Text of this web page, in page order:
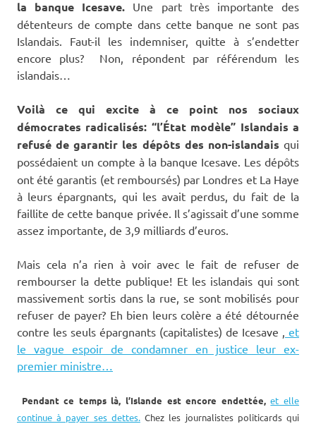
la banque Icesave. Une part très importante des
détenteurs de compte dans cette banque ne sont pas
Islandais. Faut-il les indemniser, quitte à s’endetter
encore plus? Non, répondent par référendum les
islandais…
Voilà ce qui excite à ce point nos sociaux
démocrates radicalisés: “l’État modèle” Islandais a
refusé de garantir les dépôts des non-islandais qui
possédaient un compte à la banque Icesave. Les dépôts
ont été garantis (et remboursés) par Londres et La Haye
à leurs épargnants, qui les avait perdus, du fait de la
faillite de cette banque privée. Il s’agissait d’une somme
assez importante, de 3,9 milliards d’euros.
Mais cela n’a rien à voir avec le fait de refuser de
rembourser la dette publique! Et les islandais qui sont
massivement sortis dans la rue, se sont mobilisés pour
refuser de payer? Eh bien leurs colère a été détournée
contre les seuls épargnants (capitalistes) de Icesave ,
et
le vague espoir de condamner en justice leur ex-
premier ministre…
Pendant ce temps là, l’Islande est encore endettée, et elle
continue à payer ses dettes.Chez les journalistes politicards qui